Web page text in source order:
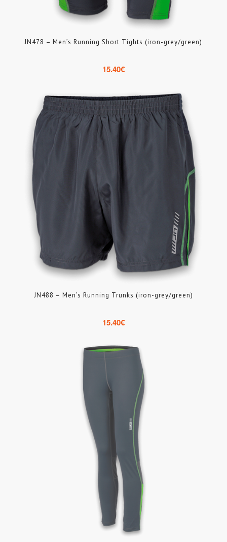
JN478 – Men’s Running Short Tights (iron-grey/green)
15.40€
JN488 – Men’s Running Trunks (iron-grey/green)
15.40€